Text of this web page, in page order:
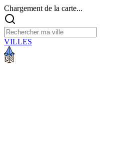
Chargement de la carte...
VILLES